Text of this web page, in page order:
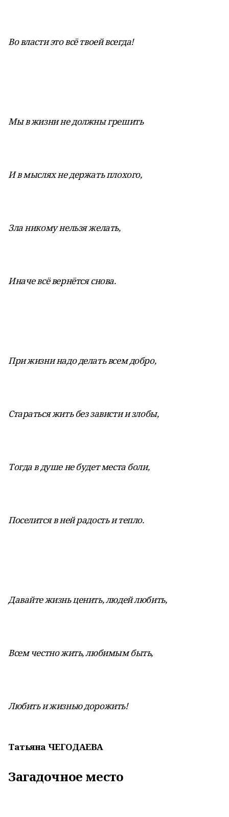
Во власти это всё твоей всегда!
Мы в жизни не должны грешить
И в мыслях не держать плохого,
Зла никому нельзя желать,
Иначе всё вернётся снова.
При жизни надо делать всем добро,
Стараться жить без зависти и злобы,
Тогда в душе не будет места боли,
Поселится в ней радость и тепло.
Давайте жизнь ценить, людей любить,
Всем честно жить, любимым быть,
Любить и жизнью дорожить!
Татьяна ЧЕГОДАЕВА
Загадочное место